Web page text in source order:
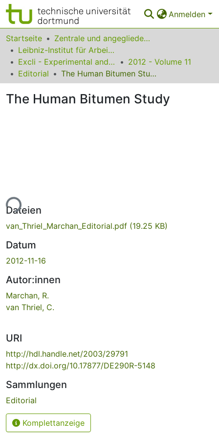
Anmelden
Bereiche & Sammlungen
Das gesamte Repositorium
Statistiken
FAQ
Startseite
Zentrale und angegliederte Institute
Leibniz-Institut für Arbeitsforschung an der TU Dortmund
Excli - Experimental and Clinical Sciences
2012 - Volume 11
Editorial
The Human Bitumen Study
The Human Bitumen Study
Dateien
van_Thriel_Marchan_Editorial.pdf (19.25 KB)
Datum
2012-11-16
Autor:innen
Marchan, R.
van Thriel, C.
URI
http://hdl.handle.net/2003/29791
http://dx.doi.org/10.17877/DE290R-5148
Sammlungen
Editorial
Komplettanzeige